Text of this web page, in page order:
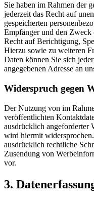
Sie haben im Rahmen der
jederzeit das Recht auf
gespeicherten
Empfänger und den
Recht auf Berichtigung,
Hierzu sowie zu weiteren
Daten können Sie sich
angegebenen Adresse an
Widerspruch gegen
Der Nutzung von im
veröffentlichten
ausdrücklich angeforderter
wird hiermit
ausdrücklich rechtliche
Zusendung von
vor.
3.